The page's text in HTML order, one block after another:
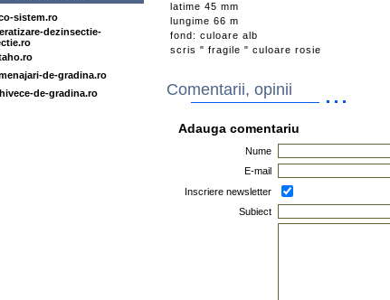
sistem.ro
dezinsectie-
de-gradina.ro
de-gradina.ro
latime 45 mm
lungime 66 m
fond: culoare alb
scris " fragile " culoare rosie
Comentarii, opinii
Adauga comentariu
Nume
E-mail
Inscriere newsletter
Subiect